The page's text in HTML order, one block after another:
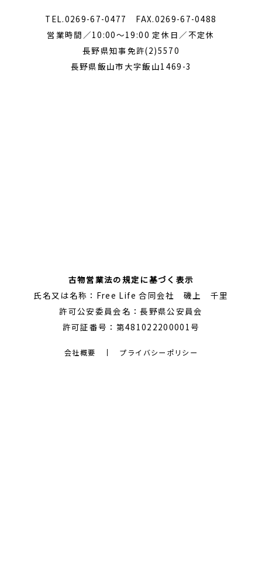
TEL.0269-67-0477 FAX.0269-67-0488
営業時間／10:00～19:00 定休日／不定休
長野県知事免許(2)5570
長野県飯山市大字飯山1469-3
古物営業法の規定に基づく表示
氏名又は名称：Free Life 合同会社 磯上 千里
許可公安委員会名：長野県公安員会
許可証番号：第481022200001号
会社概要 プライバシーポリシー